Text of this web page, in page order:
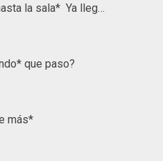
la sala* Ya lleg…
que paso?
más*